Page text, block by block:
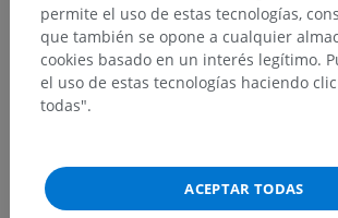
permite el uso de estas tecnologías,
que también se opone a cualquier
cookies basado en un interés legítimo.
el uso de estas tecnologías haciendo
todas".
ACEPTAR TODAS